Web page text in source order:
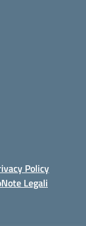
Policy
Note Legali